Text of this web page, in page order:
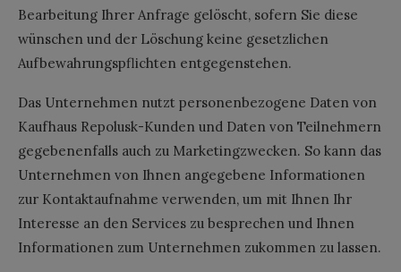
Bearbeitung Ihrer Anfrage gelöscht, sofern Sie diese
wünschen und der Löschung keine gesetzlichen
Aufbewahrungspflichten entgegenstehen.
Das Unternehmen nutzt personenbezogene Daten von
Kaufhaus Repolusk-Kunden und Daten von Teilnehmern
gegebenenfalls auch zu Marketingzwecken. So kann das
Unternehmen von Ihnen angegebene Informationen
zur Kontaktaufnahme verwenden, um mit Ihnen Ihr
Interesse an den Services zu besprechen und Ihnen
Informationen zum Unternehmen zukommen zu lassen.